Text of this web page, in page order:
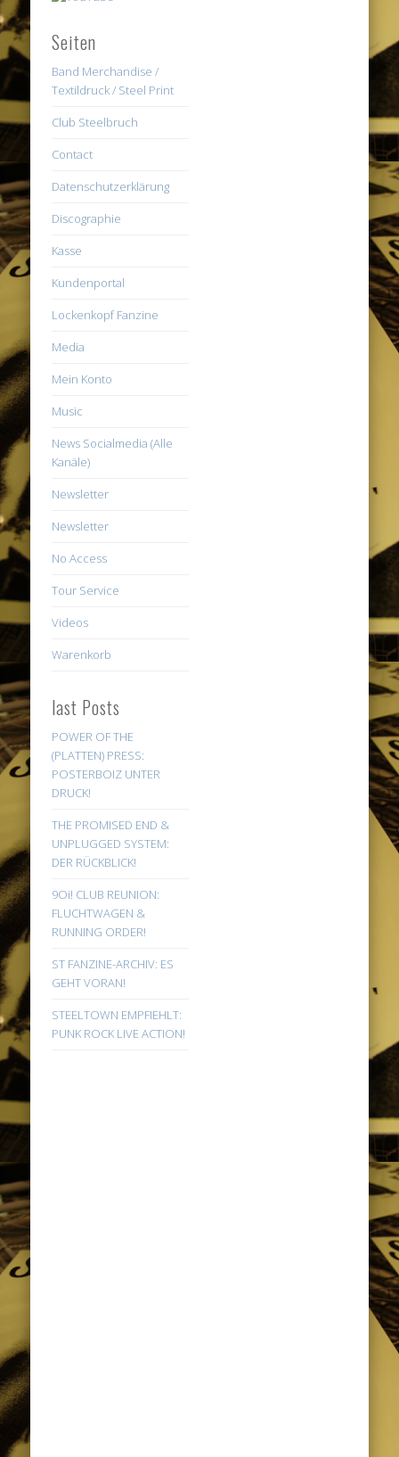
Seiten
Band Merchandise /
Textildruck / Steel Print
Club Steelbruch
Contact
Datenschutzerklärung
Discographie
Kasse
Kundenportal
Lockenkopf Fanzine
Media
Mein Konto
Music
News Socialmedia (Alle
Kanäle)
Newsletter
Newsletter
No Access
Tour Service
Videos
Warenkorb
last Posts
POWER OF THE
(PLATTEN) PRESS:
POSTERBOIZ UNTER
DRUCK!
THE PROMISED END &
UNPLUGGED SYSTEM:
DER RÜCKBLICK!
9Oi! CLUB REUNION:
FLUCHTWAGEN &
RUNNING ORDER!
ST FANZINE-ARCHIV: ES
GEHT VORAN!
STEELTOWN EMPFIEHLT:
PUNK ROCK LIVE ACTION!